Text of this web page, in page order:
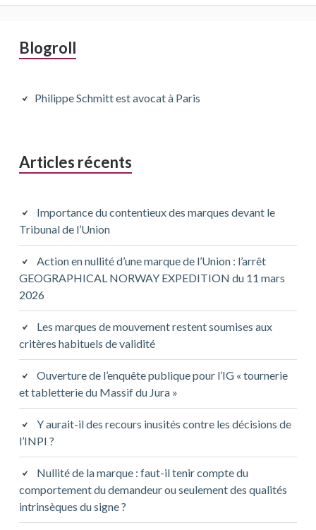
Barre
principale
Blogroll
Philippe Schmitt est avocat à Paris
Articles récents
Importance du contentieux des marques devant le
Tribunal de l’Union
Action en nullité d’une marque de l’Union : l’arrêt
GEOGRAPHICAL NORWAY EXPEDITION du 11 mars
2026
Les marques de mouvement restent soumises aux
critères habituels de validité
Ouverture de l’enquête publique pour l’IG « tournerie
et tabletterie du Massif du Jura »
Y aurait-il des recours inusités contre les décisions de
l’INPI ?
Nullité de la marque : faut-il tenir compte du
comportement du demandeur ou seulement des qualités
intrinsèques du signe ?